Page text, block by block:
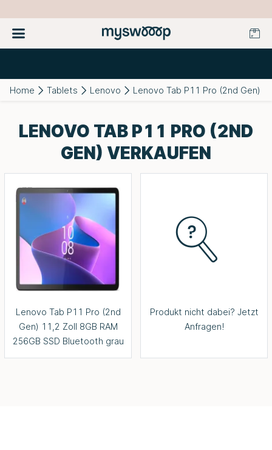
Home Tablets Lenovo Lenovo Tab P11 Pro (2nd Gen)
LENOVO TAB P11 PRO (2ND
GEN) VERKAUFEN
Lenovo Tab P11 Pro (2nd
Gen) 11,2 Zoll 8GB RAM
256GB SSD Bluetooth grau
Produkt nicht dabei? Jetzt
Anfragen!